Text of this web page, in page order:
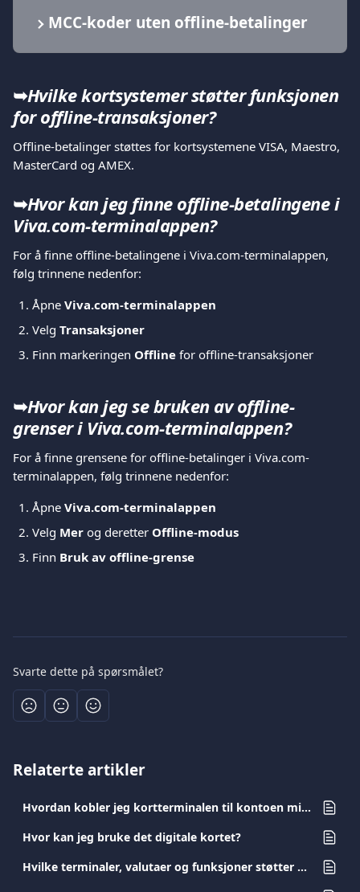
MCC-koder uten offline-betalinger
➥Hvilke kortsystemer støtter funksjonen
for offline-transaksjoner?
Offline-betalinger støttes for kortsystemene VISA, Maestro,
MasterCard og AMEX.
➥Hvor kan jeg finne offline-betalingene i
Viva.com-terminalappen?
For å finne offline-betalingene i Viva.com-terminalappen,
følg trinnene nedenfor:
Åpne Viva.com-terminalappen
Velg Transaksjoner
Finn markeringen Offline for offline-transaksjoner
➥Hvor kan jeg se bruken av offline-
grenser i Viva.com-terminalappen?
For å finne grensene for offline-betalinger i Viva.com-
terminalappen, følg trinnene nedenfor:
Åpne Viva.com-terminalappen
Velg Mer og deretter Offline-modus
Finn Bruk av offline-grense
Svarte dette på spørsmålet?
Relaterte artikler
Hvordan kobler jeg kortterminalen til kontoen min?
Hvor kan jeg bruke det digitale kortet?
Hvilke terminaler, valutaer og funksjoner støtter Dynamic Currency Conversion (DCC)